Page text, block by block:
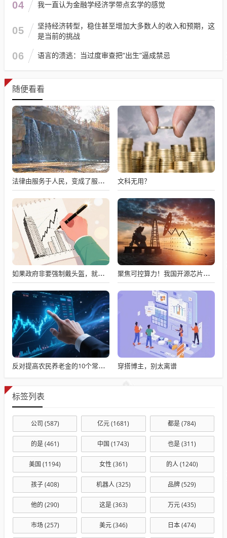
04 我一直认为金融学经济学带点玄学的感觉
05
坚持经济转型，稳住甚至增加大多数人的收入和预期，这
是当前的挑战
06 语言的溃逃：当过度审查把“出生”逼成禁忌
随便看看
法律由服务于人民，变成了服务于法学届 文科无用？
如果政府非要强制戴头盔，就得先让电动自行车有个放头盔的地方 聚焦可控算力！我国开源芯片迎重磅成果 多只概念股本周获抢筹
反对提高农民养老金的10个常见借口——别再用套话敷衍 穿搭博主，别太离谱
标签列表
公司 (587) 亿元(1681) 都是(784)
的是(461) 中国 (1743) 也是(311)
美国 (1194) 女性 (361) 的人(1240)
孩子(408) 机器人(325) 品牌(529)
他的 (290) 这是(363) 万元(435)
市场(257) 美元(346) 日本(474)